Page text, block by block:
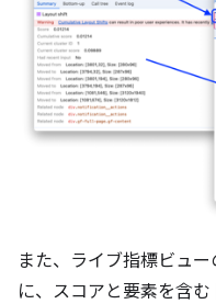
また、ライブ指標ビュー
に、スコアと要素を含む